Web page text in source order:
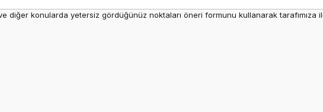
diğer konularda yetersiz gördüğünüz noktaları öneri formunu kullanarak tarafımıza